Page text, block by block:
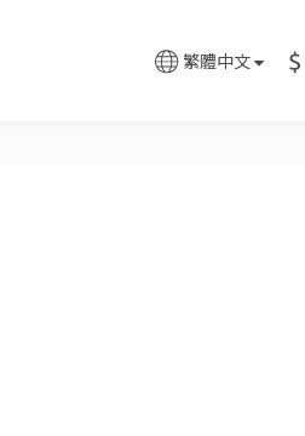
繁體中文 $